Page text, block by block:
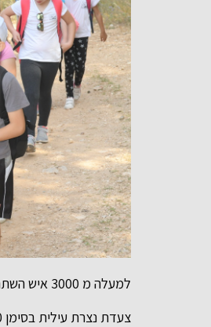
למעלה מ 3000 איש השתתפו בצעדת נצרת עילית שהתקיימה ביום שישי שעבר בסימן חגיגות השבעים